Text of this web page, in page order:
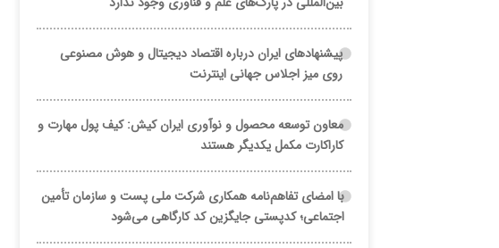
پیشنهادهای ایران درباره اقتصاد دیجیتال و هوش مصنوعی
روی میز اجلاس جهانی اینترنت
معاون توسعه محصول و نوآوری ایران کیش: کیف پول مهارت و
کاراکارت مکمل یکدیگر هستند
با امضای تفاهم‌نامه همکاری شرکت ملی پست و سازمان تأمین
اجتماعی؛ کدپستی جایگزین کد کارگاهی می‌شود